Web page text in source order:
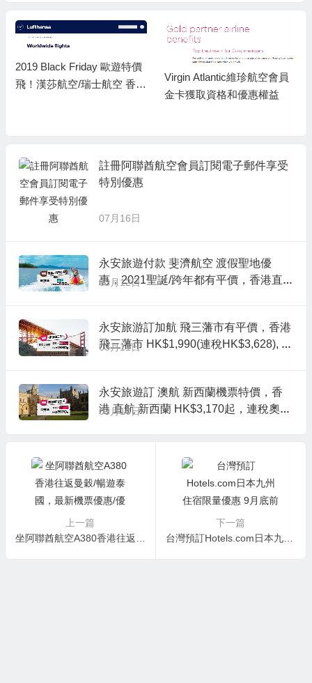
2019 Black Friday 歐遊特價
飛！漢莎航空/瑞士航空 香港
Virgin Atlantic維珍航空會員
金卡獲取資格和優惠權益
註冊阿聯酋航空會員訂閱電子郵件享受
特別優惠
07月16日
永安旅遊付款 斐濟航空 渡假聖地優
惠，2021聖誕/跨年都有平價，香港直
03月12日
永安旅游訂加航 飛三藩市有平價，香港
飛三藩市 HK$1,990(連稅HK$3,628), 出
03月11日
永安旅遊訂 澳航 新西蘭機票特價，香
港 直航 新西蘭 HK$3,170起，連稅奧克
03月10日
上一篇
下一篇
台灣預訂Hotels.com日本九州住宿限量優惠 9月底前入住最低三至五折